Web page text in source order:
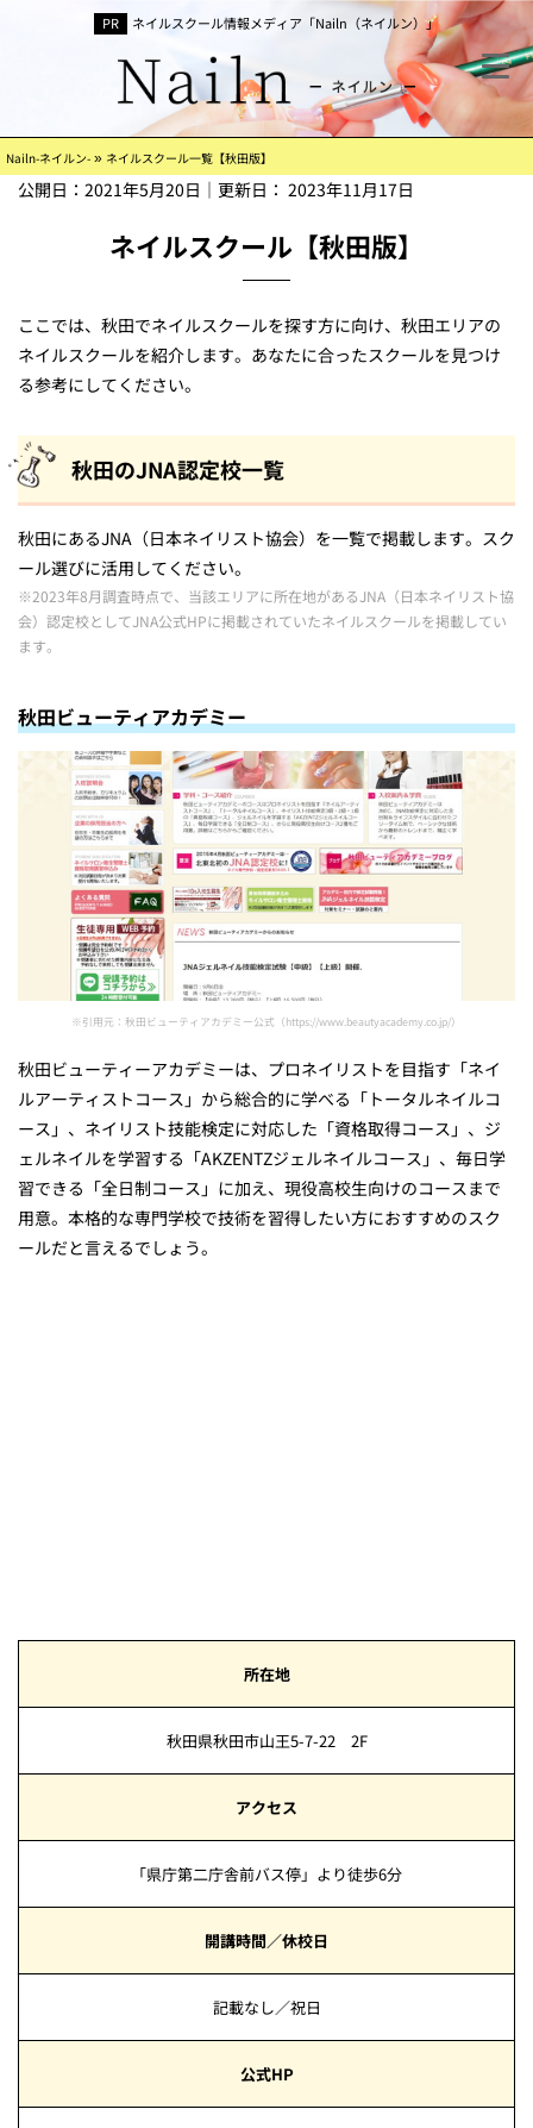
ネイルスクール情報メディア「Nailn（ネイルン）」
Nailn-ネイルン- » ネイルスクール一覧【秋田版】
公開日： 2021年5月20日 ｜更新日： 2023年11月17日
ネイルスクール【秋田版】
ここでは、秋田でネイルスクールを探す方に向け、秋田エリアの
ネイルスクールを紹介します。あなたに合ったスクールを見つけ
る参考にしてください。
秋田のJNA認定校一覧
秋田にあるJNA（日本ネイリスト協会）を一覧で掲載します。スク
ール選びに活用してください。
※2023年8月調査時点で、当該エリアに所在地があるJNA（日本ネイリスト協
会）認定校としてJNA公式HPに掲載されていたネイルスクールを掲載してい
ます。
秋田ビューティアカデミー
※引用元：秋田ビューティアカデミー公式（https://www.beautyacademy.co.jp/）
秋田ビューティーアカデミーは、プロネイリストを目指す「ネイ
ルアーティストコース」から総合的に学べる「トータルネイルコ
ース」、ネイリスト技能検定に対応した「資格取得コース」、ジ
ェルネイルを学習する「AKZENTZジェルネイルコース」、毎日学
習できる「全日制コース」に加え、 現役高校生向けのコースまで
用意。本格的な専門学校で技術を習得したい方におすすめのスク
ールだと言えるでしょう。
所在地
秋田県秋田市山王5-7-22 2F
アクセス
「県庁第二庁舎前バス停」より徒歩6分
開講時間／休校日
記載なし／祝日
公式HP